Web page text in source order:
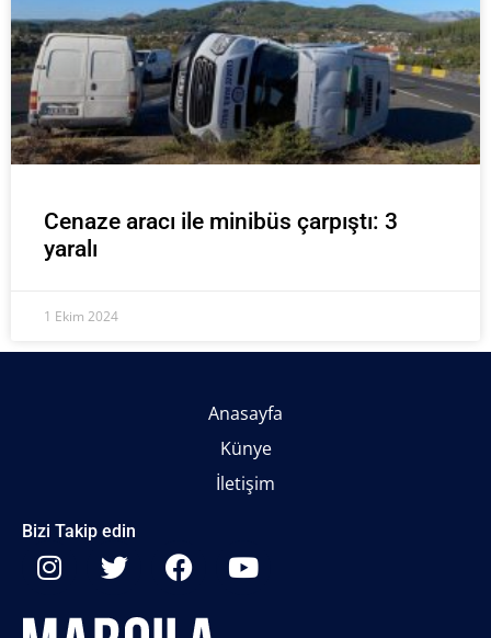
Cenaze aracı ile minibüs çarpıştı: 3
yaralı
1 Ekim 2024
Anasayfa
Künye
İletişim
Bizi Takip edin